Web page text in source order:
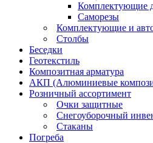
Комплектующие
Саморезы
Комплектующие и
Столбы
Беседки
Геотекстиль
Композитная арматура
АКП (Алюминиевые
Розничный ассортимент
Очки защитные
Снегоуборочный
Стаканы
Погреба